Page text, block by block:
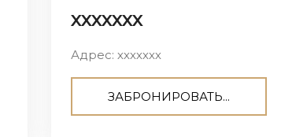
ххххххх
Адрес: ххххххх
ЗАБРОНИРОВАТЬ...